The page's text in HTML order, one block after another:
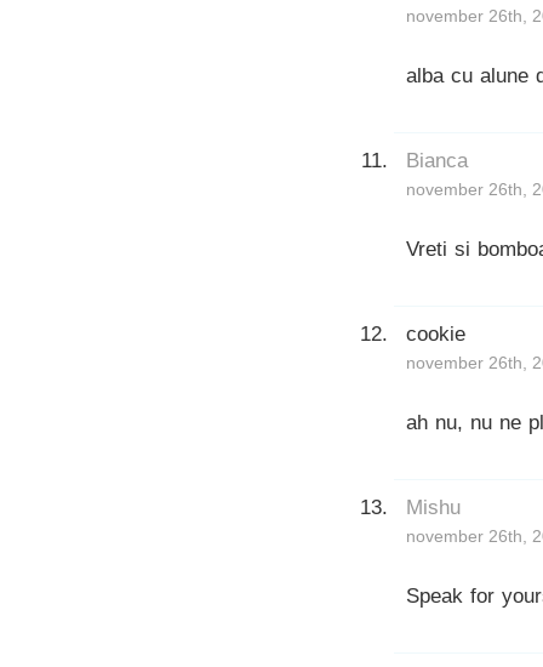
november 26th,
alba cu alune
Bianca
november 26th,
Vreti si
cookie
november 26th,
ah nu, nu ne
Mishu
november 26th,
Speak for